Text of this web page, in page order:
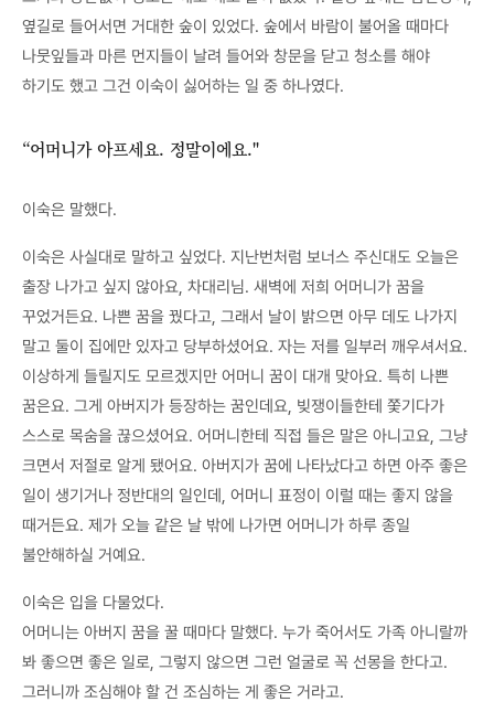
옆길로 들어서면 거대한 숲이 있었다. 숲에서 바람이 불어올 때마다
나뭇잎들과 마른 먼지들이 날려 들어와 창문을 닫고 청소를 해야
하기도 했고 그건 이숙이 싫어하는 일 중 하나였다.
“어머니가 아프세요. 정말이에요."
이숙은 말했다.
이숙은 사실대로 말하고 싶었다. 지난번처럼 보너스 주신대도 오늘은
출장 나가고 싶지 않아요, 차대리님. 새벽에 저희 어머니가 꿈을
꾸었거든요. 나쁜 꿈을 꿨다고, 그래서 날이 밝으면 아무 데도 나가지
말고 둘이 집에만 있자고 당부하셨어요. 자는 저를 일부러 깨우셔서요.
이상하게 들릴지도 모르겠지만 어머니 꿈이 대개 맞아요. 특히 나쁜
꿈은요. 그게 아버지가 등장하는 꿈인데요, 빚쟁이들한테 쫓기다가
스스로 목숨을 끊으셨어요. 어머니한테 직접 들은 말은 아니고요, 그냥
크면서 저절로 알게 됐어요. 아버지가 꿈에 나타났다고 하면 아주 좋은
일이 생기거나 정반대의 일인데, 어머니 표정이 이럴 때는 좋지 않을
때거든요. 제가 오늘 같은 날 밖에 나가면 어머니가 하루 종일
불안해하실 거예요.
이숙은 입을 다물었다.
어머니는 아버지 꿈을 꿀 때마다 말했다. 누가 죽어서도 가족 아니랄까
봐 좋으면 좋은 일로, 그렇지 않으면 그런 얼굴로 꼭 선몽을 한다고.
그러니까 조심해야 할 건 조심하는 게 좋은 거라고.